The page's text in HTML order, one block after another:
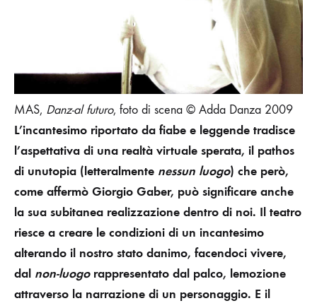
MAS, Danz-al futuro, foto di scena © Adda Danza 2009
L’incantesimo riportato da fiabe e leggende tradisce
l’aspettativa di una realtà virtuale sperata, il pathos
di unutopia (letteralmente nessun luogo) che però,
come affermò Giorgio Gaber, può significare anche
la sua subitanea realizzazione dentro di noi. Il teatro
riesce a creare le condizioni di un incantesimo
alterando il nostro stato danimo, facendoci vivere,
dal non-luogorappresentato dal palco, lemozione
attraverso la narrazione di un personaggio. E il